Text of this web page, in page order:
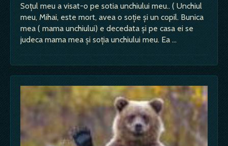
Soțul meu a visat-o pe sotia unchiului meu.. ( Unchiul
meu, Mihai, este mort, avea o soție și un copil. Bunica
mea ( mama unchiului) e decedata și pe casa ei se
judeca mama mea și soția unchiului meu. Ea …